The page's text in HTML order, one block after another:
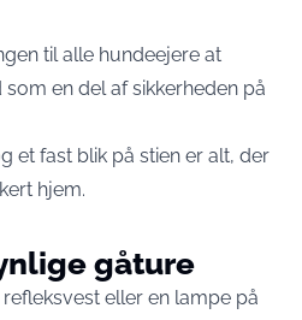
til alle hundeejere at
en del af sikkerheden på
et fast blik på stien er alt, der
hjem.
gåture
eller en lampe på